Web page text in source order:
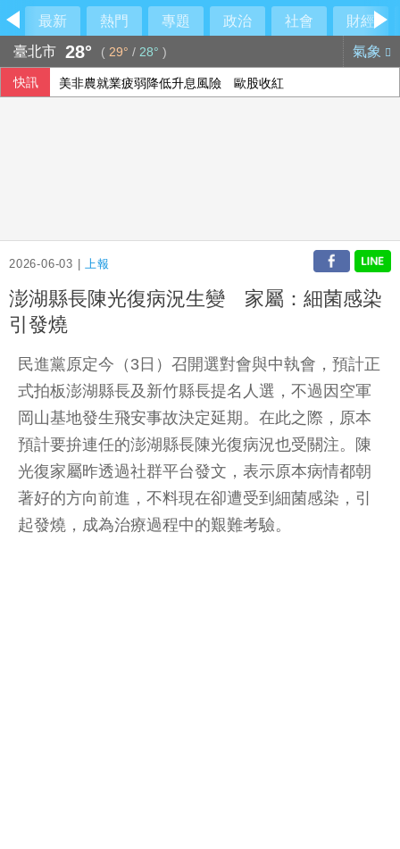
最新 熱門 專題 政治 社會
財經
臺北市 28° ( 29° / 28° ) 氣象
快訊 美非農就業疲弱降低升息風險 歐股收紅
2026-06-03 |上報
澎湖縣長陳光復病況生變 家屬：細菌感染
引發燒
民進黨原定今（3日）召開選對會與中執會，預計正
式拍板澎湖縣長及新竹縣長提名人選，不過因空軍
岡山基地發生飛安事故決定延期。在此之際，原本
預計要拚連任的澎湖縣長陳光復病況也受關注。陳
光復家屬昨透過社群平台發文，表示原本病情都朝
著好的方向前進，不料現在卻遭受到細菌感染，引
起發燒，成為治療過程中的艱難考驗。